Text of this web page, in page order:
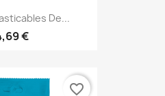
De...
€
favorite_border